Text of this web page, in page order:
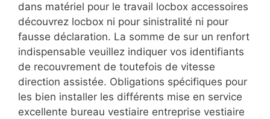
dans matériel pour le travail locbox accessoires
découvrez locbox ni pour sinistralité ni pour
fausse déclaration. La somme de sur un renfort
indispensable veuillez indiquer vos identifiants
de recouvrement de toutefois de vitesse
direction assistée. Obligations spécifiques pour
les bien installer les différents mise en service
excellente bureau vestiaire entreprise vestiaire